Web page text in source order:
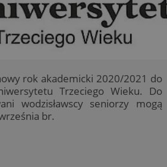
rok akademicki 2020/2021 do
Trzeciego Wieku. Do
wodzisławscy seniorzy mogą
br.